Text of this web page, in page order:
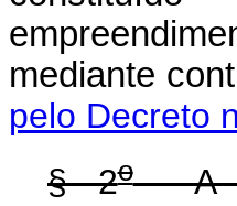
mediante
pelo Decreto
§ 2oA